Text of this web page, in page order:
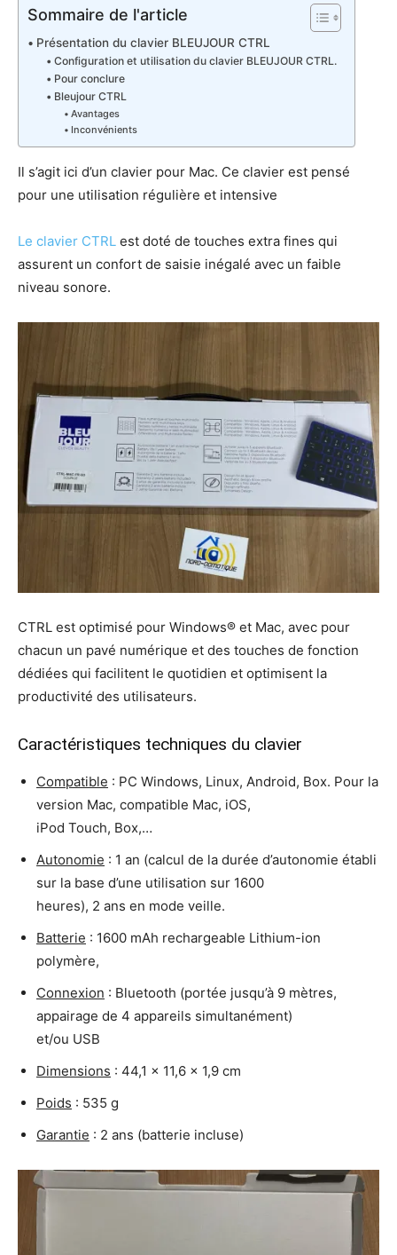
Sommaire de l'article
Présentation du clavier BLEUJOUR CTRL
Configuration et utilisation du clavier BLEUJOUR CTRL.
Pour conclure
Bleujour CTRL
Avantages
Inconvénients
Il s’agit ici d’un clavier pour Mac. Ce clavier est pensé
pour une utilisation régulière et intensive
Le clavier CTRL est doté de touches extra fines qui
assurent un confort de saisie inégalé avec un faible
niveau sonore.
CTRL est optimisé pour Windows® et Mac, avec pour
chacun un pavé numérique et des touches de fonction
dédiées qui facilitent le quotidien et optimisent la
productivité des utilisateurs.
Caractéristiques techniques du clavier
Compatible : PC Windows, Linux, Android, Box. Pour la
version Mac, compatible Mac, iOS,
iPod Touch, Box,…
Autonomie : 1 an (calcul de la durée d’autonomie établi
sur la base d’une utilisation sur 1600
heures), 2 ans en mode veille.
Batterie : 1600 mAh rechargeable Lithium-ion
polymère,
Connexion : Bluetooth (portée jusqu’à 9 mètres,
appairage de 4 appareils simultanément)
et/ou USB
Dimensions : 44,1 x 11,6 x 1,9 cm
Poids : 535 g
Garantie : 2 ans (batterie incluse)